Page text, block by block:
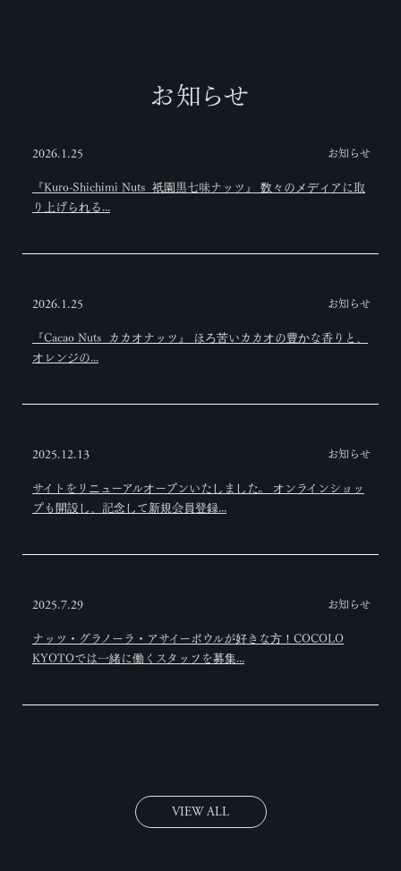
お知らせ
2026.1.25 お知らせ
『Kuro-Shichimi Nuts 祇園黒七味ナッツ』 数々のメディアに取
り上げられる...
2026.1.25 お知らせ
『Cacao Nuts カカオナッツ』 ほろ苦いカカオの豊かな香りと、
オレンジの...
2025.12.13 お知らせ
サイトをリニューアルオープンいたしました。 オンラインショッ
プも開設し、記念して新規会員登録...
2025.7.29 お知らせ
ナッツ・グラノーラ・アサイーボウルが好きな方！COCOLO
KYOTOでは一緒に働くスタッフを募集...
VIEW ALL